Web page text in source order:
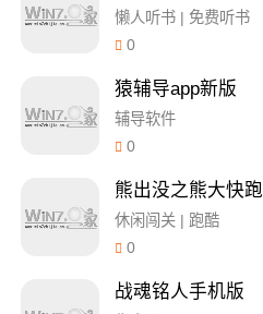
懒人听书 | 免费听书
0
猿辅导app新版
辅导软件
0
熊出没之熊大快跑
休闲闯关 | 跑酷
0
战魂铭人手机版